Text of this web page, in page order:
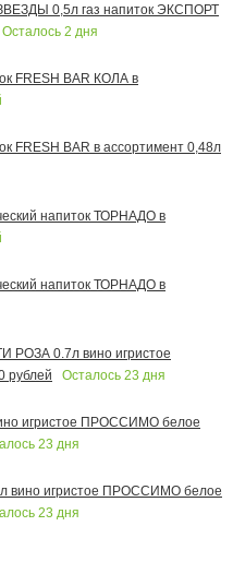
0,5л газ напиток ЭКСПОРТ
Осталось 2 дня
FRESH BAR КОЛА в
FRESH BAR в ассортимент 0,48л
напиток ТОРНАДО в
напиток ТОРНАДО в
РОЗА 0.7л вино игристое
рублей
Осталось 23 дня
игристое ПРОССИМО белое
23 дня
игристое ПРОССИМО белое
23 дня